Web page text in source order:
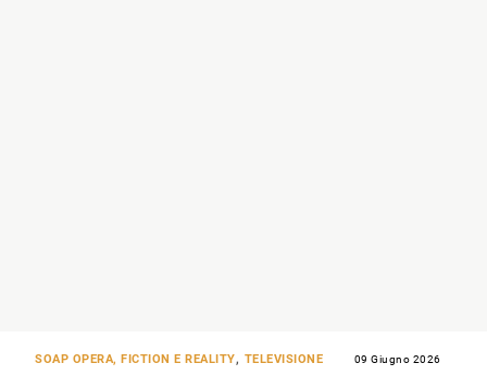
SOAP OPERA, FICTION E REALITY, TELEVISIONE 09 Giugno 2026